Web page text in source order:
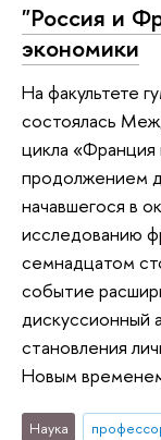
"Россия и
экономики
На факультете
состоялась
цикла «Франция
продолжением
начавшегося в
исследованию
семнадцатом
событие
дискуссионный
становления
Новым
Наука